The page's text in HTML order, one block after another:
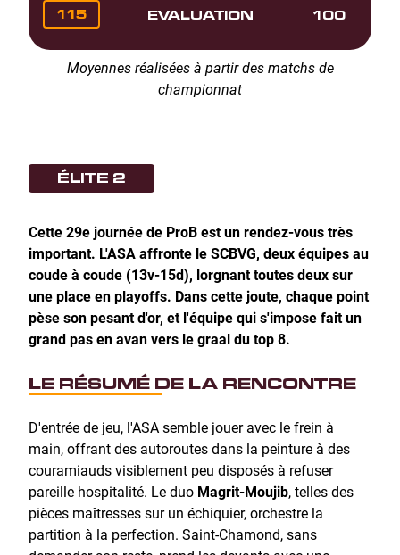
115 EVALUATION 100
Moyennes réalisées à partir des matchs de
championnat
ÉLITE 2
Cette 29e journée de ProB est un rendez-vous très
important. L'ASA affronte le SCBVG, deux équipes au
coude à coude (13v-15d), lorgnant toutes deux sur
une place en playoffs. Dans cette joute, chaque point
pèse son pesant d'or, et l'équipe qui s'impose fait un
grand pas en avan vers le graal du top 8.
LE RÉSUMÉ DE LA RENCONTRE
D'entrée de jeu, l'ASA semble jouer avec le frein à
main, offrant des autoroutes dans la peinture à des
couramiauds visiblement peu disposés à refuser
pareille hospitalité. Le duo Magrit-Moujib, telles des
pièces maîtresses sur un échiquier, orchestre la
partition à la perfection. Saint-Chamond, sans